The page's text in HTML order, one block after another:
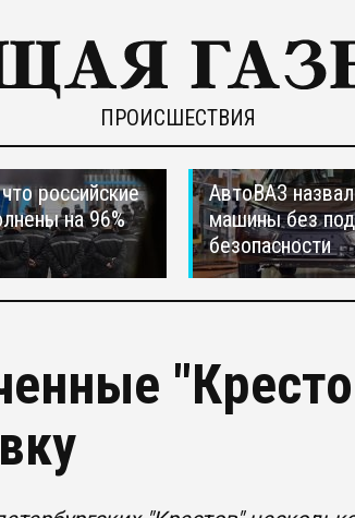
ПРОИСШЕСТВИЯ
российские
на 96%
АвтоВАЗ
машины без
безопасности